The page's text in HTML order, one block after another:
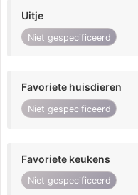
Uitje
Niet gespecificeerd
Favoriete huisdieren
Niet gespecificeerd
Favoriete keukens
Niet gespecificeerd